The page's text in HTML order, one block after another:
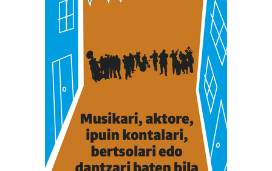
teknologia erabiliz, cookieak adibidez, iragarki eta eduki
pertsonalizatuak eskaintzeko, iragarkiak eta edukia
neurtzeko, jendeari buruzko informazioa biltzeko eta
produktuak garatzeko. Zure datuak nork eta zertarako
erabiltzen dituen hauta dezakezu.
Bazkide batzuek ez dizute baimenik eskatzen, eta beren
interes komertzial legitimoetan babesten dira. Ikusi gure
bazkideen zerrenda, beren ustez zein helburutarako
duten interes legitimoa eta horren aurka nola egin
dezakezun ikusteko.